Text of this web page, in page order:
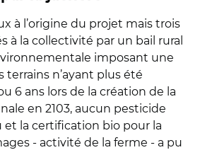
à l’origine du projet mais trois
à la collectivité par un bail rural
imposant une
terrains n’ayant plus été
6 ans lors de la création de la
en 2103, aucun pesticide
et la certification bio pour la
- activité de la ferme - a pu